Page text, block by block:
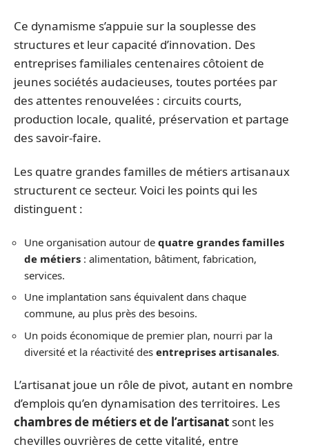
Ce dynamisme s’appuie sur la souplesse des
structures et leur capacité d’innovation. Des
entreprises familiales centenaires côtoient de
jeunes sociétés audacieuses, toutes portées par
des attentes renouvelées : circuits courts,
production locale, qualité, préservation et partage
des savoir-faire.
Les quatre grandes familles de métiers artisanaux
structurent ce secteur. Voici les points qui les
distinguent :
Une organisation autour de quatre grandes familles
de métiers : alimentation, bâtiment, fabrication,
services.
Une implantation sans équivalent dans chaque
commune, au plus près des besoins.
Un poids économique de premier plan, nourri par la
diversité et la réactivité des entreprises artisanales.
L’artisanat joue un rôle de pivot, autant en nombre
d’emplois qu’en dynamisation des territoires. Les
chambres de métiers et de l’artisanat sont les
chevilles ouvrières de cette vitalité, entre